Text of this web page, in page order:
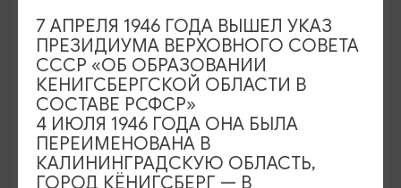
Багратионовск, Центральная улица.
7 АПРЕЛЯ 1946 ГОДА ВЫШЕЛ УКАЗ
ПРЕЗИДИУМА ВЕРХОВНОГО СОВЕТА
СССР «ОБ ОБРАЗОВАНИИ
КЕНИГСБЕРГСКОЙ ОБЛАСТИ В
СОСТАВЕ РСФСР»
4 ИЮЛЯ 1946 ГОДА ОНА БЫЛА
ПЕРЕИМЕНОВАНА В
КАЛИНИНГРАДСКУЮ ОБЛАСТЬ,
ГОРОД КЁНИГСБЕРГ — В